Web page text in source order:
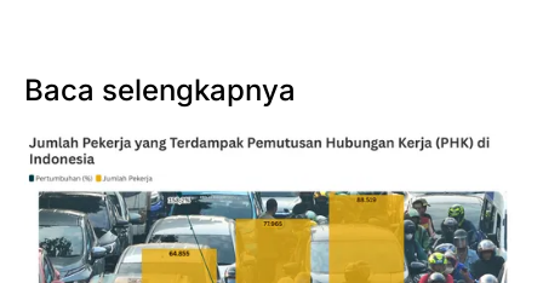
Baca selengkapnya